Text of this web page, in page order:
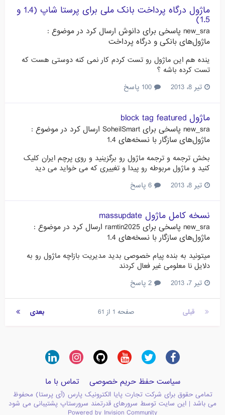
ماژول درگاه پرداخت بانک ملی برای پرستا شاپ (1.4 و
1.5)
new_sra پاسخی برای دانوش ارسال کرد در موضوع :
ماژول‌های بانکی و درگاه پرداخت
ینده هم این ماژول رو تست کردم کار نمی کنه دوستی هست که
تست کرده باشه ؟
تیر 8، 2013
ماژول block tag featured
new_sra پاسخی برای SoheilSmart ارسال کرد در موضوع :
ماژول‌های سازگار با نسخه‌های 1.4
بخش ترجمه و ترجمه ماژول رو برگزینید و روی پرچم ایران کلیک
کنید و ماژول مربوطه رو پیدا و تغییری که می خواید می دید
تیر 8، 2013
نسخه کامل ماژول massupdate
new_sra پاسخی برای ramtin2025 ارسال کرد در موضوع :
ماژول‌های سازگار با نسخه‌های 1.4
میتونید به بنده پیام خصوصی بدید مدیریت بازاچه ماژول رو به
دلایل نا معلومی غیر فعال کردند
تیر 7، 2013
قبلی بعدی صفحه 1 از 61
سیاست حفظ حریم خصوصی تماس با ما
تمامی حقوق برای شرکت تجارت پایا الکترونیک پارس (آی پرستا) محفوظ
می باشد | این سایت توسط سرورهای قدرتمند سرورستاپ پشتیبانی می شود
Powered by Invision Community